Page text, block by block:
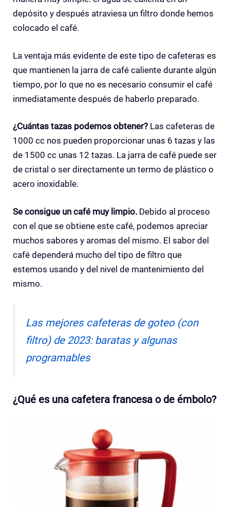
depósito y después atraviesa un filtro donde hemos
colocado el café.
La ventaja más evidente de este tipo de cafeteras es
que mantienen la jarra de café caliente durante algún
tiempo, por lo que no es necesario consumir el café
inmediatamente después de haberlo preparado.
¿Cuántas tazas podemos obtener? Las cafeteras de
1000 cc nos pueden proporcionar unas 6 tazas y las
de 1500 cc unas 12 tazas. La jarra de café puede ser
de cristal o ser directamente un termo de plástico o
acero inoxidable.
Se consigue un café muy limpio. Debido al proceso
con el que se obtiene este café, podemos apreciar
muchos sabores y aromas del mismo. El sabor del
café dependerá mucho del tipo de filtro que
estemos usando y del nivel de mantenimiento del
mismo.
Las mejores cafeteras de goteo (con
filtro) de 2023: baratas y algunas
programables
¿Qué es una cafetera francesa o de émbolo?